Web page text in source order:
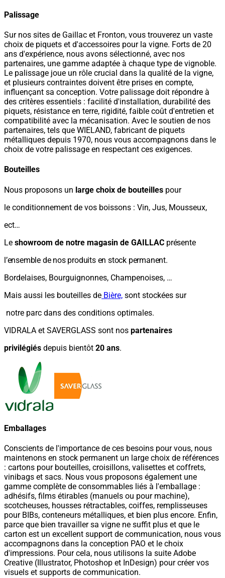
Palissage
Sur nos sites de Gaillac et Fronton, vous trouverez un vaste
choix de piquets et d'accessoires pour la vigne. Forts de 20
ans d'expérience, nous avons sélectionné, avec nos
partenaires, une gamme adaptée à chaque type de vignoble.
Le palissage joue un rôle crucial dans la qualité de la vigne,
et plusieurs contraintes doivent être prises en compte,
influençant sa conception. Votre palissage doit répondre à
des critères essentiels : facilité d'installation, durabilité des
piquets, résistance en terre, rigidité, faible coût d'entretien et
compatibilité avec la mécanisation. Avec le soutien de nos
partenaires, tels que WIELAND, fabricant de piquets
métalliques depuis 1970, nous vous accompagnons dans le
choix de votre palissage en respectant ces exigences.
Bouteilles
Nous proposons un large choix de bouteilles pour
le conditionnement de vos boissons : Vin, Jus, Mousseux,
ect…
Le showroom de notre magasin de GAILLAC présente
l’ensemble de nos produits en stock permanent.
Bordelaises, Bourguignonnes, Champenoises, …
Mais aussi les bouteilles de Bière, sont stockées sur
notre parc dans des conditions optimales.
VIDRALA et SAVERGLASS sont nos partenaires
privilégiés depuis bientôt 20 ans.
Emballages
Conscients de l'importance de ces besoins pour vous, nous
maintenons en stock permanent un large choix de références
: cartons pour bouteilles, croisillons, valisettes et coffrets,
vinibags et sacs. Nous vous proposons également une
gamme complète de consommables liés à l'emballage :
adhésifs, films étirables (manuels ou pour machine),
scotcheuses, housses rétractables, coiffes, remplisseuses
pour BIBs, conteneurs métalliques, et bien plus encore. Enfin,
parce que bien travailler sa vigne ne suffit plus et que le
carton est un excellent support de communication, nous vous
accompagnons dans la conception PAO et le choix
d'impressions. Pour cela, nous utilisons la suite Adobe
Creative (Illustrator, Photoshop et InDesign) pour créer vos
visuels et supports de communication.